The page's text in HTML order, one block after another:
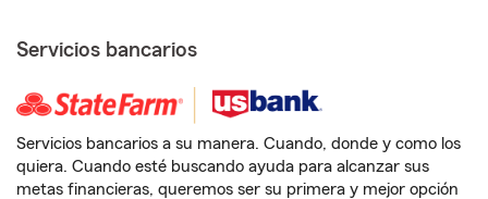
Servicios bancarios
Servicios bancarios a su manera. Cuando, donde y como los
quiera. Cuando esté buscando ayuda para alcanzar sus
metas financieras, queremos ser su primera y mejor opción